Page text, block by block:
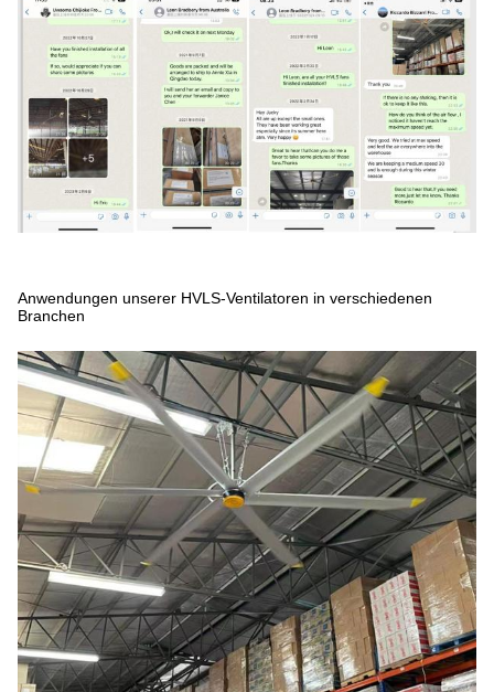
Anwendungen unserer HVLS-Ventilatoren in verschiedenen
Branchen